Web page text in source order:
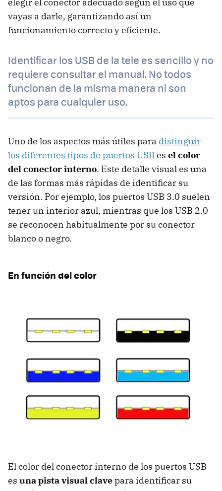
elegir el conector adecuado según el uso que
vayas a darle, garantizando así un
funcionamiento correcto y eficiente.
Identificar los USB de la tele es sencillo y no
requiere consultar el manual. No todos
funcionan de la misma manera ni son
aptos para cualquier uso.
Uno de los aspectos más útiles para distinguir
los diferentes tipos de puertos USB es el color
del conector interno. Este detalle visual es una
de las formas más rápidas de identificar su
versión. Por ejemplo, los puertos USB 3.0 suelen
tener un interior azul, mientras que los USB 2.0
se reconocen habitualmente por su conector
blanco o negro.
En función del color
El color del conector interno de los puertos USB
es una pista visual clavepara identificar su